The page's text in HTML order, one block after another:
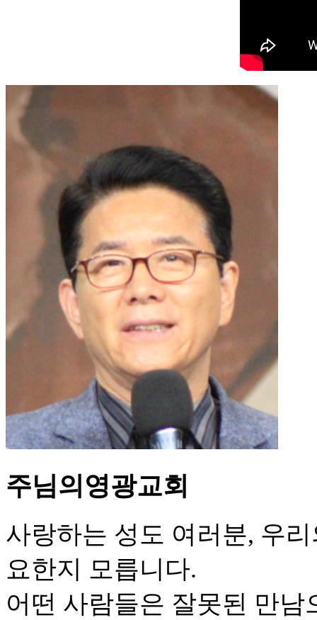
주님의영광교회
사랑하는 성도 여러분, 우
요한지 모릅니다.
어떤 사람들은 잘못된 만